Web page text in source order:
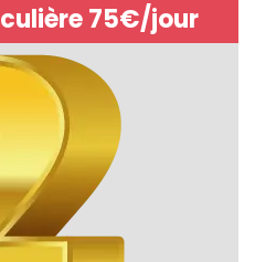
75€/jour